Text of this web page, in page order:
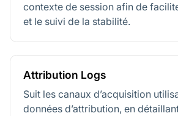
contexte de session afin de
et le suivi de la stabilité.
Attribution Logs
Suit les canaux d’acquisition
données d’attribution, en